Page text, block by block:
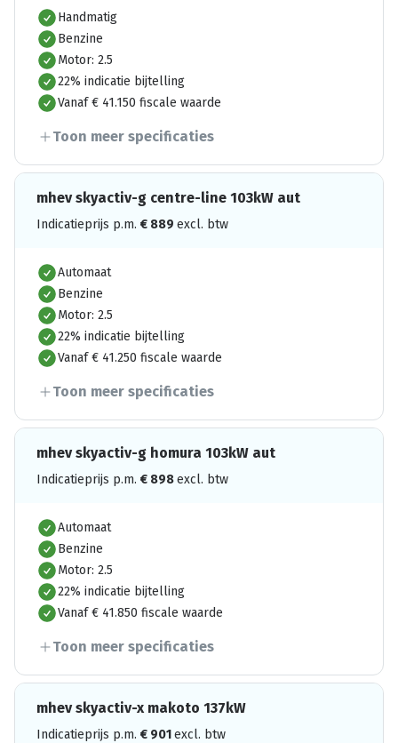
Handmatig
Benzine
Motor: 2.5
22% indicatie bijtelling
Vanaf € 41.150 fiscale waarde
Toon meer specificaties
mhev skyactiv-g centre-line 103kW aut
Indicatieprijs p.m. € 889 excl. btw
Automaat
Benzine
Motor: 2.5
22% indicatie bijtelling
Vanaf € 41.250 fiscale waarde
Toon meer specificaties
mhev skyactiv-g homura 103kW aut
Indicatieprijs p.m. € 898excl. btw
Automaat
Benzine
Motor: 2.5
22% indicatie bijtelling
Vanaf € 41.850 fiscale waarde
Toon meer specificaties
mhev skyactiv-x makoto 137kW
Indicatieprijs p.m. € 901excl. btw